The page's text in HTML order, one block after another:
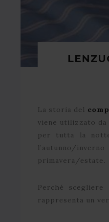
La storia del
viene utilizzato
per tutta la
l’autunno/
primavera/estate.
Perché
rappresenta un